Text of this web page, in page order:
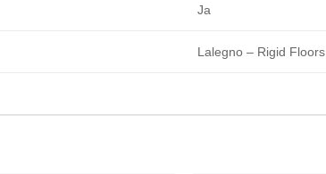
Ja
Lalegno – Rigid Floors